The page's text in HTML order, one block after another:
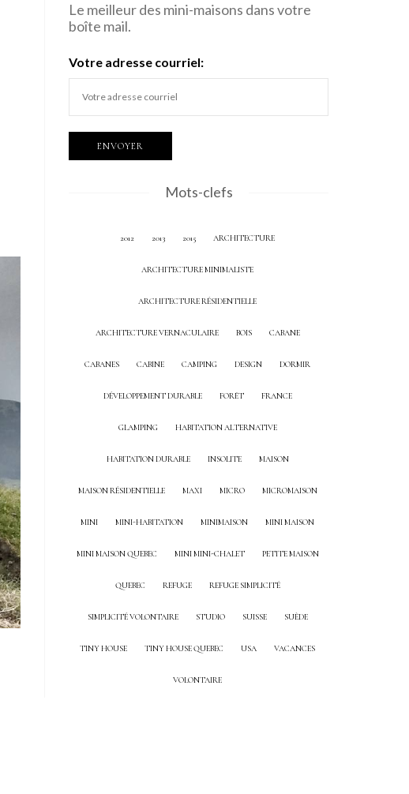
Le meilleur des mini-maisons dans votre
boîte mail.
Votre adresse courriel:
Mots-clefs
2012 2013 2015 ARCHITECTURE
ARCHITECTURE MINIMALISTE
ARCHITECTURE RÉSIDENTIELLE
ARCHITECTURE VERNACULAIRE BOIS CABANE
CABANES CABINE CAMPING DESIGN DORMIR
DÉVELOPPEMENT DURABLE FORÊT FRANCE
GLAMPING HABITATION ALTERNATIVE
HABITATION DURABLE INSOLITE MAISON
MAISON RÉSIDENTIELLE MAXI MICRO MICROMAISON
MINI MINI-HABITATION MINIMAISON MINI MAISON
MINI MAISON QUEBEC MINI MINI-CHALET PETITE MAISON
QUEBEC REFUGE REFUGE SIMPLICITÉ
SIMPLICITÉ VOLONTAIRE STUDIO SUISSE SUÈDE
TINY HOUSE TINY HOUSE QUEBEC USA VACANCES
VOLONTAIRE